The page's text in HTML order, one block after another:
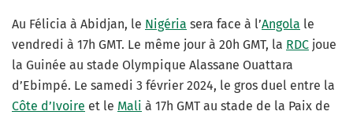
Au Félicia à Abidjan, le Nigéria sera face à l’Angola le
vendredi à 17h GMT. Le même jour à 20h GMT, la RDC joue
la Guinée au stade Olympique Alassane Ouattara
d’Ebimpé. Le samedi 3 février 2024, le gros duel entre la
Côte d’Ivoire et le Mali à 17h GMT au stade de la Paix de